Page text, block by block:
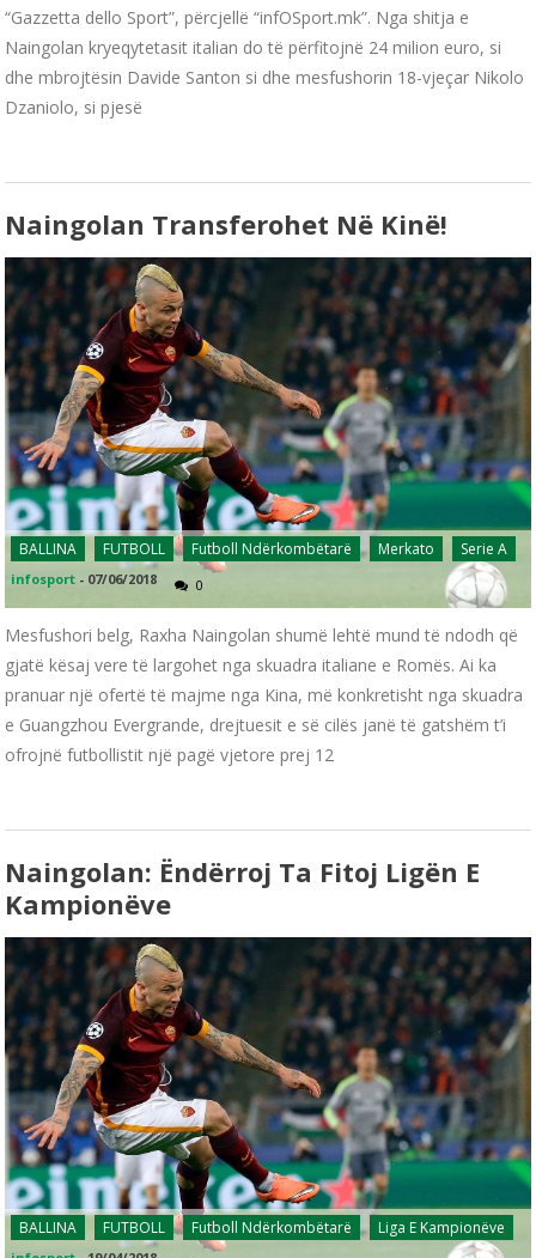
“Gazzetta dello Sport”, përcjellë “infOSport.mk”. Nga shitja e
Naingolan kryeqytetasit italian do të përfitojnë 24 milion euro, si
dhe mbrojtësin Davide Santon si dhe mesfushorin 18-vjeçar Nikolo
Dzaniolo, si pjesë
Naingolan Transferohet Në Kinë!
BALLINA FUTBOLL Futboll Ndërkombëtarë Merkato Serie A
infosport - 07/06/2018 0
Mesfushori belg, Raxha Naingolan shumë lehtë mund të ndodh që
gjatë kësaj vere të largohet nga skuadra italiane e Romës. Ai ka
pranuar një ofertë të majme nga Kina, më konkretisht nga skuadra
e Guangzhou Evergrande, drejtuesit e së cilës janë të gatshëm t’i
ofrojnë futbollistit një pagë vjetore prej 12
Naingolan: Ëndërroj Ta Fitoj Ligën E
Kampionëve
BALLINA FUTBOLL Futboll Ndërkombëtarë Liga E Kampionëve